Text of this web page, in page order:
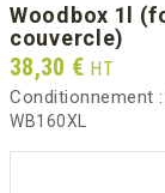
woodbox 1l (fond, caissette blanche,
couvercle)
Prix
38,30 € HT
Conditionnement :
WB160XL